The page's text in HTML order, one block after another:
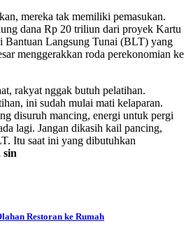
mereka tak memiliki pemasukan.
dana Rp 20 triliun dari proyek Kartu
Bantuan Langsung Tunai (BLT) yang
menggerakkan roda perekonomian ke
rakyat nggak butuh pelatihan.
ini sudah mulai mati kelaparan.
disuruh mancing, energi untuk pergi
lagi. Jangan dikasih kail pancing,
Itu saat ini yang dibutuhkan
sin
Restoran ke Rumah